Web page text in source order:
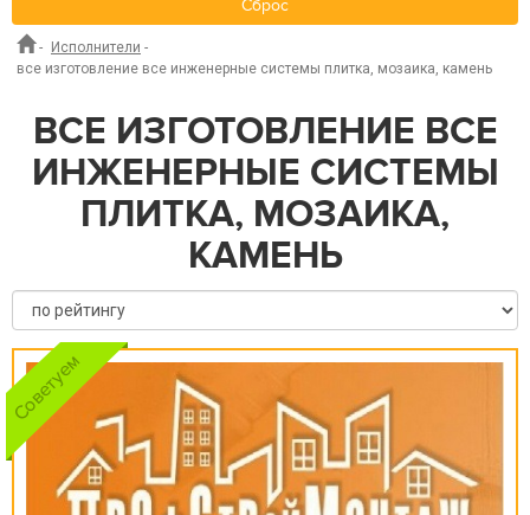
Сброс
- Исполнители -
все изготовление все инженерные системы плитка, мозаика, камень
ВСЕ ИЗГОТОВЛЕНИЕ ВСЕ
ИНЖЕНЕРНЫЕ СИСТЕМЫ
ПЛИТКА, МОЗАИКА,
КАМЕНЬ